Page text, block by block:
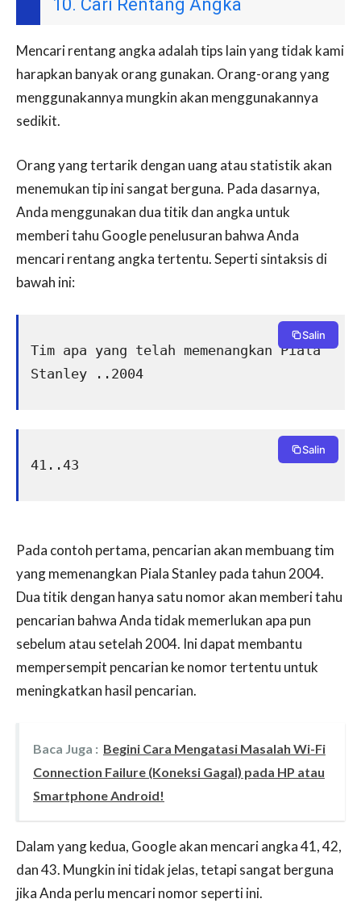
10. Cari Rentang Angka
Mencari rentang angka adalah tips lain yang tidak kami
harapkan banyak orang gunakan. Orang-orang yang
menggunakannya mungkin akan menggunakannya
sedikit.
Orang yang tertarik dengan uang atau statistik akan
menemukan tip ini sangat berguna. Pada dasarnya,
Anda menggunakan dua titik dan angka untuk
memberi tahu Google penelusuran bahwa Anda
mencari rentang angka tertentu. Seperti sintaksis di
bawah ini:
Tim apa yang telah memenangkan Piala
Stanley ..2004
Salin
41..43
Salin
Pada contoh pertama, pencarian akan membuang tim
yang memenangkan Piala Stanley pada tahun 2004.
Dua titik dengan hanya satu nomor akan memberi tahu
pencarian bahwa Anda tidak memerlukan apa pun
sebelum atau setelah 2004. Ini dapat membantu
mempersempit pencarian ke nomor tertentu untuk
meningkatkan hasil pencarian.
Baca Juga : Begini Cara Mengatasi Masalah Wi-Fi
Connection Failure (Koneksi Gagal) pada HP atau
Smartphone Android!
Dalam yang kedua, Google akan mencari angka 41, 42,
dan 43. Mungkin ini tidak jelas, tetapi sangat berguna
jika Anda perlu mencari nomor seperti ini.